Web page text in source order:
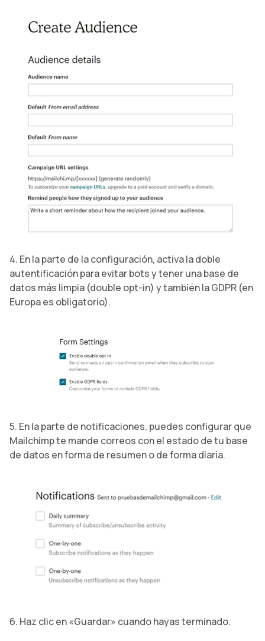
4. En la parte de la configuración, activa la doble
autentificación para evitar bots y tener una base de
datos más limpia (double opt-in) y también la GDPR (en
Europa es obligatorio).
5. En la parte de notificaciones, puedes configurar que
Mailchimp te mande correos con el estado de tu base
de datos en forma de resumen o de forma diaria.
6. Haz clic en «Guardar» cuando hayas terminado.